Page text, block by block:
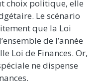
choix politique, elle
Le scénario
que la Loi
de l’année
Loi de Finances. Or,
ne dispense